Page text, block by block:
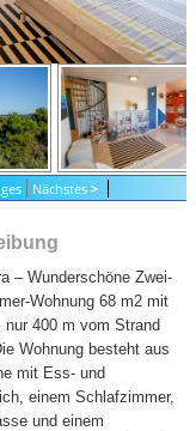
Nächstes >
– Wunderschöne Zwei-
Wohnung 68 m2 mit
nur 400 m vom Strand
Wohnung besteht aus
mit Ess- und
einem Schlafzimmer,
und einem